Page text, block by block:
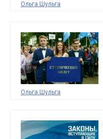
Ольга Шульга
Ольга Шульга